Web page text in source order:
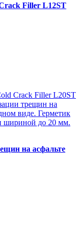
Filler L12SТ
Crack Filler L20SТ
трещин на
виде. Герметик
шириной до 20 мм.
на асфальте